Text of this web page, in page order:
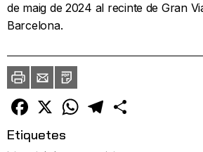
de maig de 2024 al recinte de Gran
Barcelona.
ImprimirEnvia
un
amic
PDF
Facebook
X WhatsAppTelegram
Etiquetes